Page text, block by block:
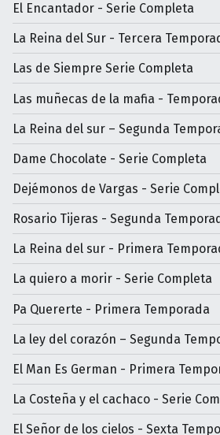
El Encantador - Serie Completa
La Reina del Sur - Tercera
Las de Siempre Serie Completa
Las muñecas de la mafia -
La Reina del sur – Segunda
Dame Chocolate - Serie Completa
Dejémonos de Vargas - Serie
Rosario Tijeras - Segunda
La Reina del sur - Primera
La quiero a morir - Serie Completa
Pa Quererte - Primera Temporada
La ley del corazón – Segunda
El Man Es German - Primera
La Costeña y el cachaco - Serie
El Señor de los cielos - Sexta